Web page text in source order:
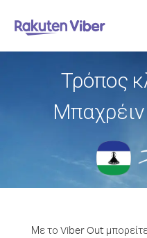
Τρόπος
Με το Viber Out